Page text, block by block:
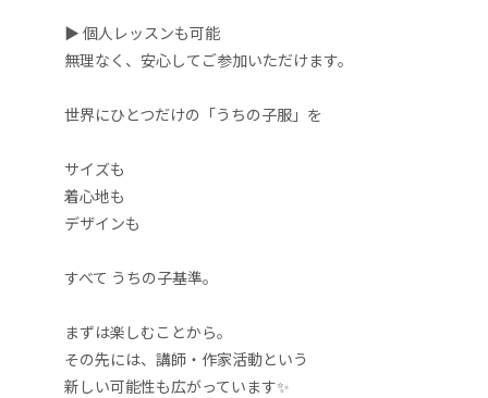
▶ 個人レッスンも可能
無理なく、安心してご参加いただけます。
世界にひとつだけの「うちの子服」を
サイズも
着心地も
デザインも
すべて うちの子基準。
まずは楽しむことから。
その先には、講師・作家活動という
新しい可能性も広がっています✨